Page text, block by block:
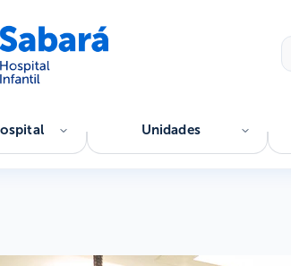
Unidades